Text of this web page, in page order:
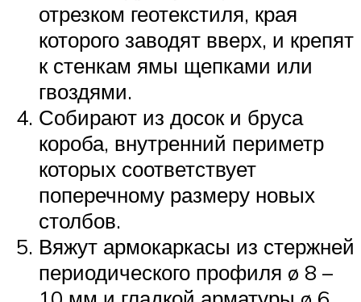
отрезком геотекстиля, края
которого заводят вверх, и крепят
к стенкам ямы щепками или
гвоздями.
Собирают из досок и бруса
короба, внутренний периметр
которых соответствует
поперечному размеру новых
столбов.
Вяжут армокаркасы из стержней
периодического профиля ø 8 –